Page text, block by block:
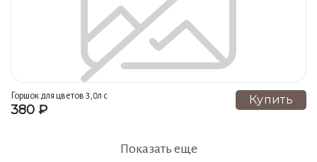
Горшок для цветов 3,0л с
поддоном №19 1 сорт
380 ₽
Купить
Показать еще